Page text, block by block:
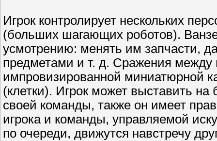
Игрок контролирует нескольких
(больших шагающих роботов).
усмотрению: менять им запчасти,
предметами и т. д. Сражения между
импровизированной миниатюрной
(клетки). Игрок может выставить
своей команды, также он имеет
игрока и команды, управляемой
по очереди, движутся навстречу